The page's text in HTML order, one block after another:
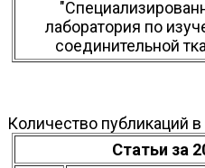
лаборатория по
соединительной
Количество публикаций
Статьи за